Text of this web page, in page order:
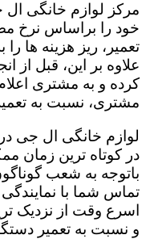
مرکز لوازم خانگی ال
خود را براساس نرخ
تعمیر، ریز هزینه ها
علاوه بر این، قبل از
کرده و به مشتری
مشتری، نسبت به
لوازم خانگی ال جی
در کوتاه ترین زمان
باتوجه به شعب
تماس شما با
اسرع وقت از نزدیک
و نسبت به تعمیر